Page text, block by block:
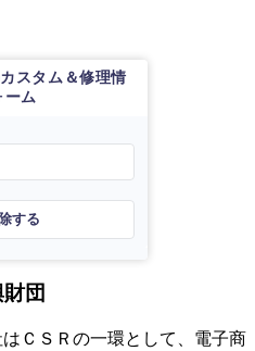
スタム＆修理情
ーム
する
団
ＣＳＲの一環として、電子商